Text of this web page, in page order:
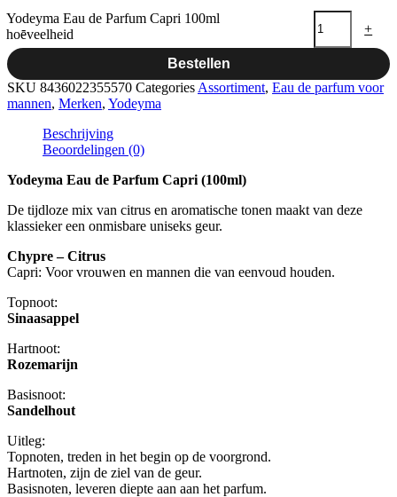
-
Yodeyma Eau de Parfum Capri 100ml
hoeveelheid
+
Bestellen
SKU 8436022355570 Categories Assortiment, Eau de parfum voor
mannen, Merken, Yodeyma
Beschrijving
Beoordelingen (0)
Yodeyma Eau de Parfum Capri (100ml)
De tijdloze mix van citrus en aromatische tonen maakt van deze
klassieker een onmisbare uniseks geur.
Chypre – Citrus
Capri: Voor vrouwen en mannen die van eenvoud houden.
Topnoot:
Sinaasappel
Hartnoot:
Rozemarijn
Basisnoot:
Sandelhout
Uitleg:
Topnoten, treden in het begin op de voorgrond.
Hartnoten, zijn de ziel van de geur.
Basisnoten, leveren diepte aan aan het parfum.